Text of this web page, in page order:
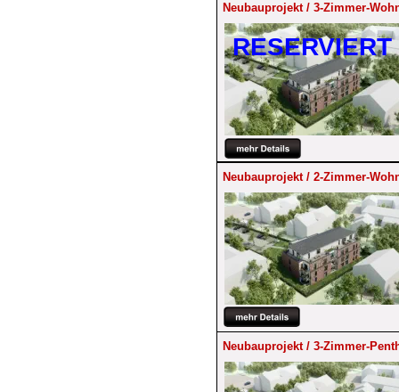
Neubauprojekt / 3-Zimmer-
RESERVIERT
Neubauprojekt / 2-Zimmer-
Neubauprojekt / 3-Zimmer-